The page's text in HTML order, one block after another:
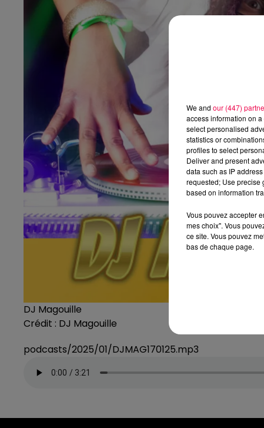
DJ Magouille
Crédit : DJ Magouille
podcasts/2025/01/DJMAG170125.mp3
We and our (447)
access information on
select personalised
statistics or
profiles to select
Deliver and present
data such as IP
requested; Use precise
based on information
Vous pouvez accepter
mes choix". Vous
ce site. Vous pouvez
bas de chaque page.